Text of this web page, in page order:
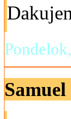
Samuel